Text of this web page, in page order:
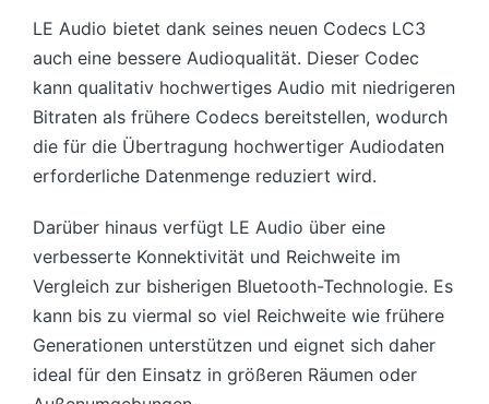
LE Audio bietet dank seines neuen Codecs LC3
auch eine bessere Audioqualität. Dieser Codec
kann qualitativ hochwertiges Audio mit niedrigeren
Bitraten als frühere Codecs bereitstellen, wodurch
die für die Übertragung hochwertiger Audiodaten
erforderliche Datenmenge reduziert wird.
Darüber hinaus verfügt LE Audio über eine
verbesserte Konnektivität und Reichweite im
Vergleich zur bisherigen Bluetooth-Technologie. Es
kann bis zu viermal so viel Reichweite wie frühere
Generationen unterstützen und eignet sich daher
ideal für den Einsatz in größeren Räumen oder